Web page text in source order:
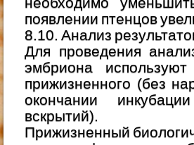
появлении птенцов
8.10. Анализ
Для проведения
эмбриона
прижизненного (без
окончании
вскрытий).
Прижизненный